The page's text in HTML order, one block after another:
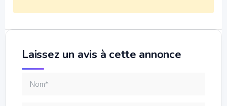
Laissez un avis à cette annonce